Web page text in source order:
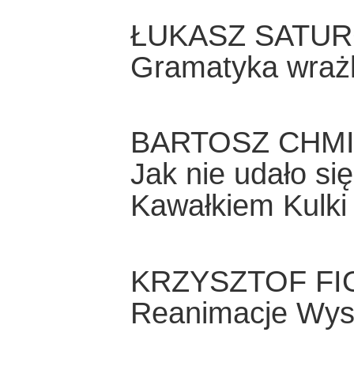
ŁUKASZ
Gramatyka
BARTOSZ
Jak nie udało
Kawałkiem Kulki
KRZYSZTOF
Reanimacje